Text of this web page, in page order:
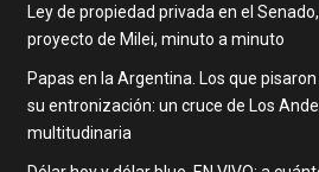
Ley de propiedad privada en el Senado,
proyecto de Milei, minuto a minuto
Papas en la Argentina. Los que
su entronización: un cruce de Los
multitudinaria